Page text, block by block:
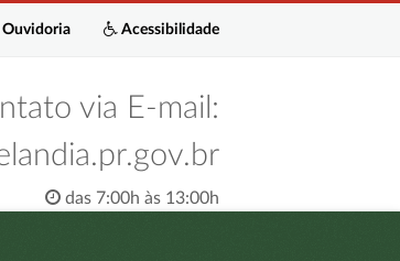
Acessibilidade
via E-mail:
das 7:00h às 13:00h